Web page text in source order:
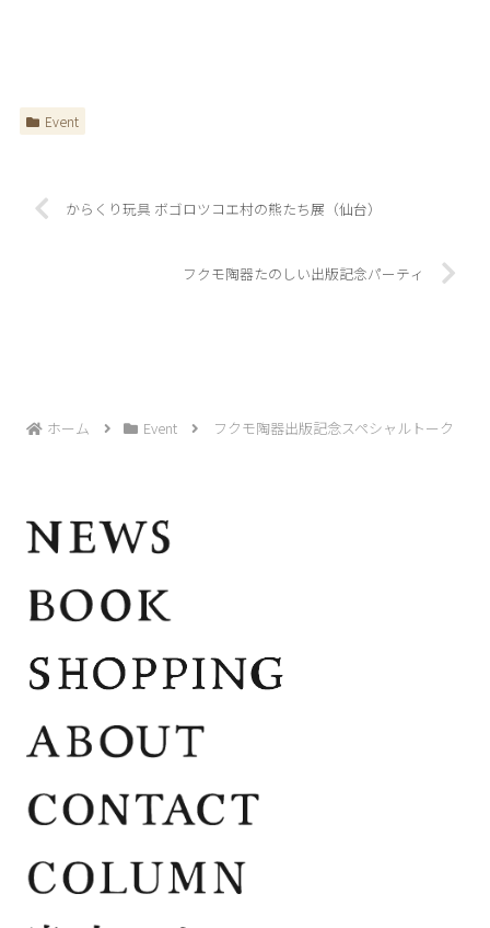
Event
からくり玩具 ボゴロツコエ村の熊たち展（仙台）
フクモ陶器たのしい出版記念パーティ
ホーム Event フクモ陶器出版記念スペシャルトーク